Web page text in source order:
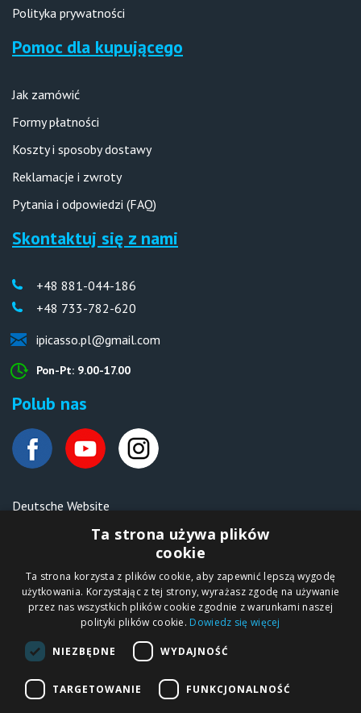
Polityka prywatności
Pomoc dla kupującego
Jak zamówić
Formy płatności
Koszty i sposoby dostawy
Reklamacje i zwroty
Pytania i odpowiedzi (FAQ)
Skontaktuj się z nami
+48 881-044-186
+48 733-782-620
ipicasso.pl@gmail.com
Pon-Pt: 9.00-17.00
Polub nas
Deutsche Website
Malen nach Zahlen Ipicasso.de
Copyright © 2012-2026
Sklep internetowy
iPICASSO.PL
Malowanie po
numerach – zbliż
się do świata sztuki!
IPICASSO Sp. z o.o.
ul. Słoneczna 194,
05-506 Kolonia
NIP 1231355620 KRS
0000680650
Ta strona używa plików
cookie
Ta strona korzysta z plików cookie, aby zapewnić lepszą wygodę
użytkowania. Korzystając z tej strony, wyrażasz zgodę na używanie
przez nas wszystkich plików cookie zgodnie z warunkami naszej
polityki plików cookie. Dowiedz się więcej
NIEZBĘDNE WYDAJNOŚĆ
TARGETOWANIE FUNKCJONALNOŚĆ